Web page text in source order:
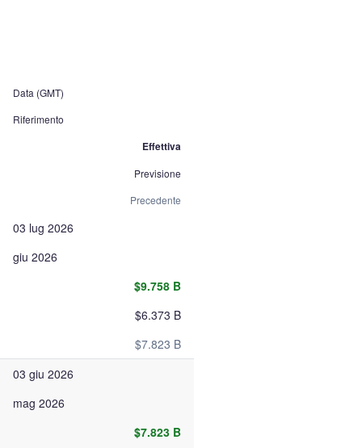
Data (GMT)
Riferimento
Effettiva
Previsione
Precedente
03 lug 2026
giu 2026
$9.758 B
$6.373 B
$7.823 B
03 giu 2026
mag 2026
$7.823 B